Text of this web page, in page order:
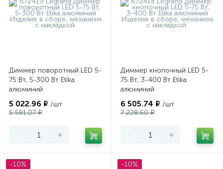
Диммер поворотный LED 5-
75 Вт, 5-300 Вт Etika
алюминий
5 022.96 ₽ /шт
5 581.07 ₽
- +
Диммер кнопочный LED 5-
75 Вт, 3-400 Вт Etika
алюминий
6 505.74 ₽ /шт
7 228.60 ₽
- +
-10% -10%